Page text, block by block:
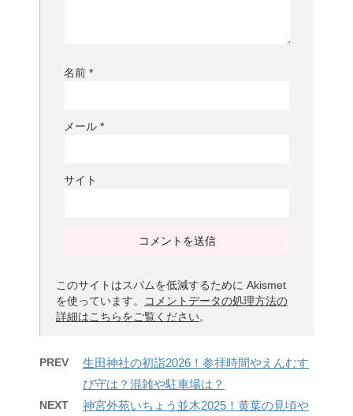
名前 *
メール *
サイト
このサイトはスパムを低減するために Akismet
を使っています。
コメントデータの処理方法の
詳細はこちらをご覧ください。
PREV
生田神社の初詣2026！参拝時間やえんむす
び守は？混雑や駐車場は？
NEXT 神宮外苑いちょう並木2025！黄葉の見頃や